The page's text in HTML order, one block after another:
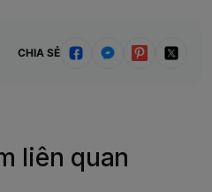
CHIA SẺ
liên quan